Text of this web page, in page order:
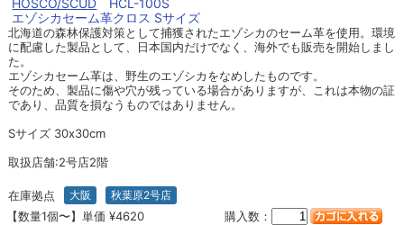
HOSCO/SCUD HCL-100S
エゾシカセーム革クロス Sサイズ
北海道の森林保護対策として捕獲されたエゾシカのセーム革を使用。環境
に配慮した製品として、日本国内だけでなく、海外でも販売を開始しまし
た。
エゾシカセーム革は、野生のエゾシカをなめしたものです。
そのため、製品に傷や穴が残っている場合がありますが、これは本物の証
であり、品質を損なうものではありません。
Sサイズ 30x30cm
取扱店舗:2号店2階
在庫拠点 大阪 秋葉原2号店
【数量1個〜】単価 ¥4620 購入数：